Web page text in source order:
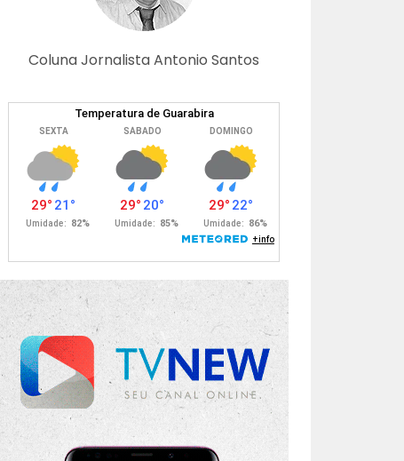
Coluna Jornalista Antonio Santos